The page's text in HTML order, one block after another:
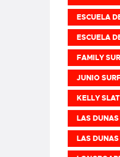
ESCUELA
ESCUELA
FAMILY
JUNIO
KELLY
LAS DUNAS
LAS